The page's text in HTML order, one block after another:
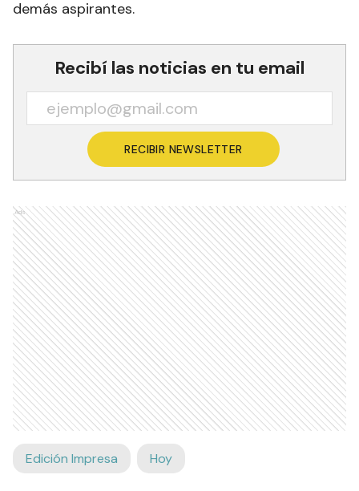
demás aspirantes.
Recibí las noticias en tu email
RECIBIR NEWSLETTER
Ads
Edición Impresa Hoy